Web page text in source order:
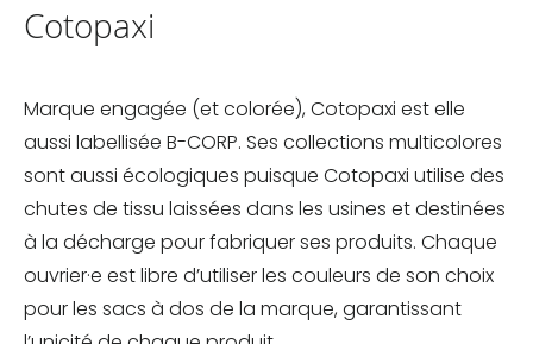
Cotopaxi
Marque engagée (et colorée), Cotopaxi est elle
aussi labellisée B-CORP. Ses collections multicolores
sont aussi écologiques puisque Cotopaxi utilise des
chutes de tissu laissées dans les usines et destinées
à la décharge pour fabriquer ses produits. Chaque
ouvrier·e est libre d’utiliser les couleurs de son choix
pour les sacs à dos de la marque, garantissant